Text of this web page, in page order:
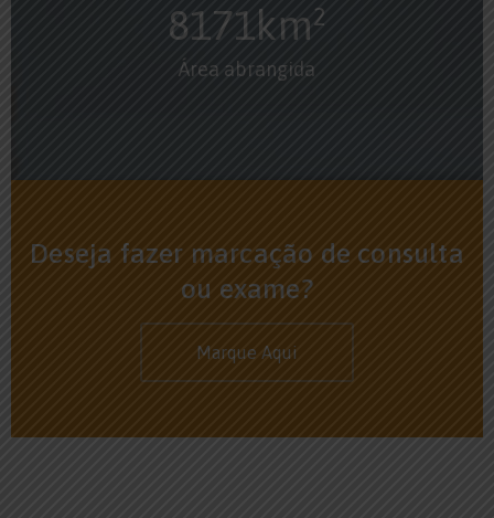
8171km²
Área abrangida
Deseja fazer marcação de consulta
ou exame?
Marque Aqui